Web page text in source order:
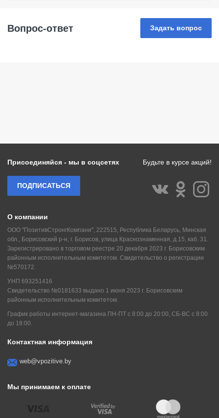
Вопрос-ответ Задать вопрос
Мы принимаем к оплате
Контактная информация
web@vpozitive.by
О компании
ООО "ПозитивСтронгКомпани", 222515, Республика Беларусь, Минская
обл., Борисовский р-н, г. Борисов, улица Краснознаменная, д.15, каб. 31.
Зарегистрировано в торговом реестре 20 декабря 2023 г. Борисовским
районным исполнительным комитетом. Свидетельство о регистрации
№570172.
УНП 693251416
Свидетельство №0181633 выдано 1 июня 2023 г. Борисовским
районным исполнительным комитетом.
График работы интернет-магазина ПН-ПТ с 8:00 до 20:00, СБ-ВС с 8:00
до 18:00.
Присоединяйся - мы в соцсетях Будьте в курсе акций!
ПОДПИСАТЬСЯ